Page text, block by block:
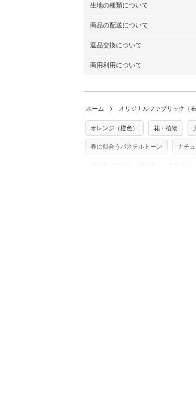
布の長さは50cm単位での販売に
※カットを希望の方は備考欄に「
単位でのカットのみ）
生地の種類について
・現在、すべてのデザインのプ
ーン）・コットンリネン（ビエ
（キャンバス・11号帆布）です。
◎ 各生地の詳細を見る
商品の配送について
・ネコポスでの配送は、布は2m
ります。
※万が一、検品時に不備が見つか
※土日祝は営業日に含まれません
※配送日のご指定は承れません
返品交換について
・布はご注文後に注文数量のみを
ていた色味と違う、などの理由
返品・交換対象の基準について詳
商用利用について
た記載も不要です。（製品化し
店及びnunocoto fabricは一切の
※有料型紙（ホームソーイング型
型紙は商用利用できませんので
ホーム オリジナルファブリック（布
オレンジ（橙色） 花・植物
春に似合うパステルトーン ナチ